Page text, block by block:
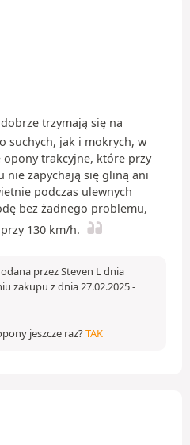
trzymają się na
suchych, jak i mokrych, w
opony trakcyjne, które przy
zapychają się gliną ani
podczas ulewnych
bez żadnego problemu,
130 km/h.
przez Steven L dnia
zakupu z dnia 27.02.2025-
jeszcze raz?TAK